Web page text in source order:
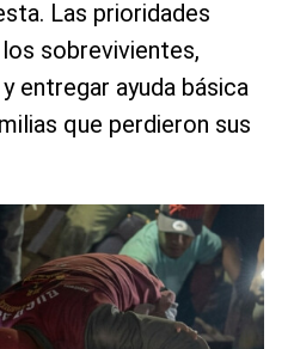
Las prioridades
sobrevivientes,
entregar ayuda básica
que perdieron sus